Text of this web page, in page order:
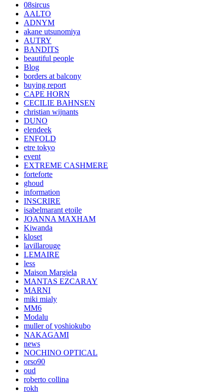
08sircus
AALTO
ADNYM
akane utsunomiya
AUTRY
BANDITS
beautiful people
Blog
borders at balcony
buying report
CAPE HORN
CECILIE BAHNSEN
christian wijnants
DUNO
elendeek
ENFOLD
etre tokyo
event
EXTREME CASHMERE
forteforte
ghoud
information
INSCRIRE
isabelmarant etoile
JOANNA MAXHAM
Kiwanda
kloset
lavillarouge
LEMAIRE
less
Maison Margiela
MANTAS EZCARAY
MARNI
miki mialy
MM6
Modalu
muller of yoshiokubo
NAKAGAMI
news
NOCHINO OPTICAL
orso90
oud
roberto collina
rokh